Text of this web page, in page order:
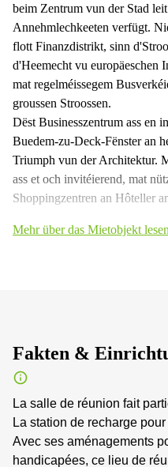
beim Zentrum vun der Stad
Annehmlechkeeten verfügt.
flott Finanzdistrikt, sinn
d'Heemecht vu europäeschen
mat regelméissegem
groussen Stroossen.
Dëst Businesszentrum ass en
Buedem-zu-Deck-Fënster an
Triumph vun der Architektur.
ass et och invitéierend, mat
Shoppingzentren an Hôteller
Mehr über das Mietobjekt lesen
Fakten &
La salle de réunion fait
La station de recharge
Avec ses aménagements
handicapées, ce lieu de